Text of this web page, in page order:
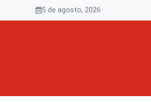
5 de agosto, 2026